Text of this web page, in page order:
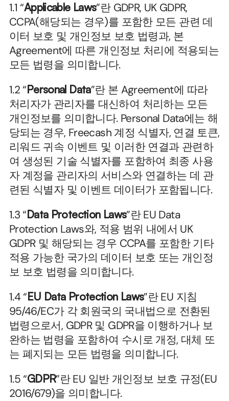
1.1 “Applicable Laws”란 GDPR, UK GDPR,
CCPA(해당되는 경우)를 포함한 모든 관련 데
이터 보호 및 개인정보 보호 법령과, 본
Agreement에 따른 개인정보 처리에 적용되는
모든 법령을 의미합니다.
1.2 “Personal Data”란 본 Agreement에 따라
처리자가 관리자를 대신하여 처리하는 모든
개인정보를 의미합니다. Personal Data에는 해
당되는 경우, Freecash 계정 식별자, 연결 토큰,
리워드 귀속 이벤트 및 이러한 연결과 관련하
여 생성된 기술 식별자를 포함하여 최종 사용
자 계정을 관리자의 서비스와 연결하는 데 관
련된 식별자 및 이벤트 데이터가 포함됩니다.
1.3 “Data Protection Laws”란 EU Data
Protection Laws와, 적용 범위 내에서 UK
GDPR 및 해당되는 경우 CCPA를 포함한 기타
적용 가능한 국가의 데이터 보호 또는 개인정
보 보호 법령을 의미합니다.
1.4 “EU Data Protection Laws”란 EU 지침
95/46/EC가 각 회원국의 국내법으로 전환된
법령으로서, GDPR 및 GDPR을 이행하거나 보
완하는 법령을 포함하여 수시로 개정, 대체 또
는 폐지되는 모든 법령을 의미합니다.
1.5 “GDPR”란 EU 일반 개인정보 보호 규정(EU
2016/679)을 의미합니다.